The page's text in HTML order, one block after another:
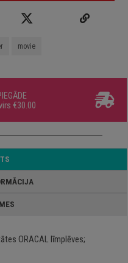
movie
€30.00
ORACAL līmplēves;